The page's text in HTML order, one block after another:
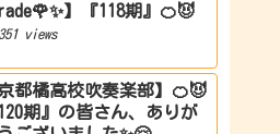
】『118期』🍊😈
views
京都橘高校吹奏楽部】🍊😈
120期』の皆さん、ありが